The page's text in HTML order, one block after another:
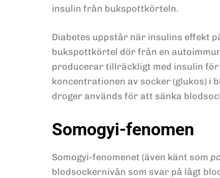
insulin från bukspottkörteln.
Diabetes uppstår när insulins effekt
bukspottkörtel dör från en
producerar tillräckligt med insulin
koncentrationen av socker (glukos) i
droger används för att sänka
Somogyi-fenomen
Somogyi-fenomenet (även känt som
blodsockernivån som svar på lågt